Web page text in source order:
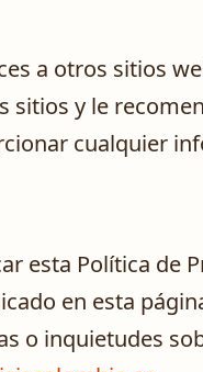
a otros sitios
sitios y le
cualquier
esta Política de
en esta
o inquietudes